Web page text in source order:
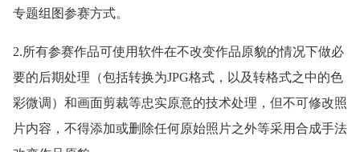
专题组图参赛方式。
2.所有参赛作品可使用软件在不改变作品原貌的情况下做必
要的后期处理（包括转换为JPG格式，以及转格式之中的色
彩微调）和画面剪裁等忠实原意的技术处理，但不可修改照
片内容，不得添加或删除任何原始照片之外等采用合成手法